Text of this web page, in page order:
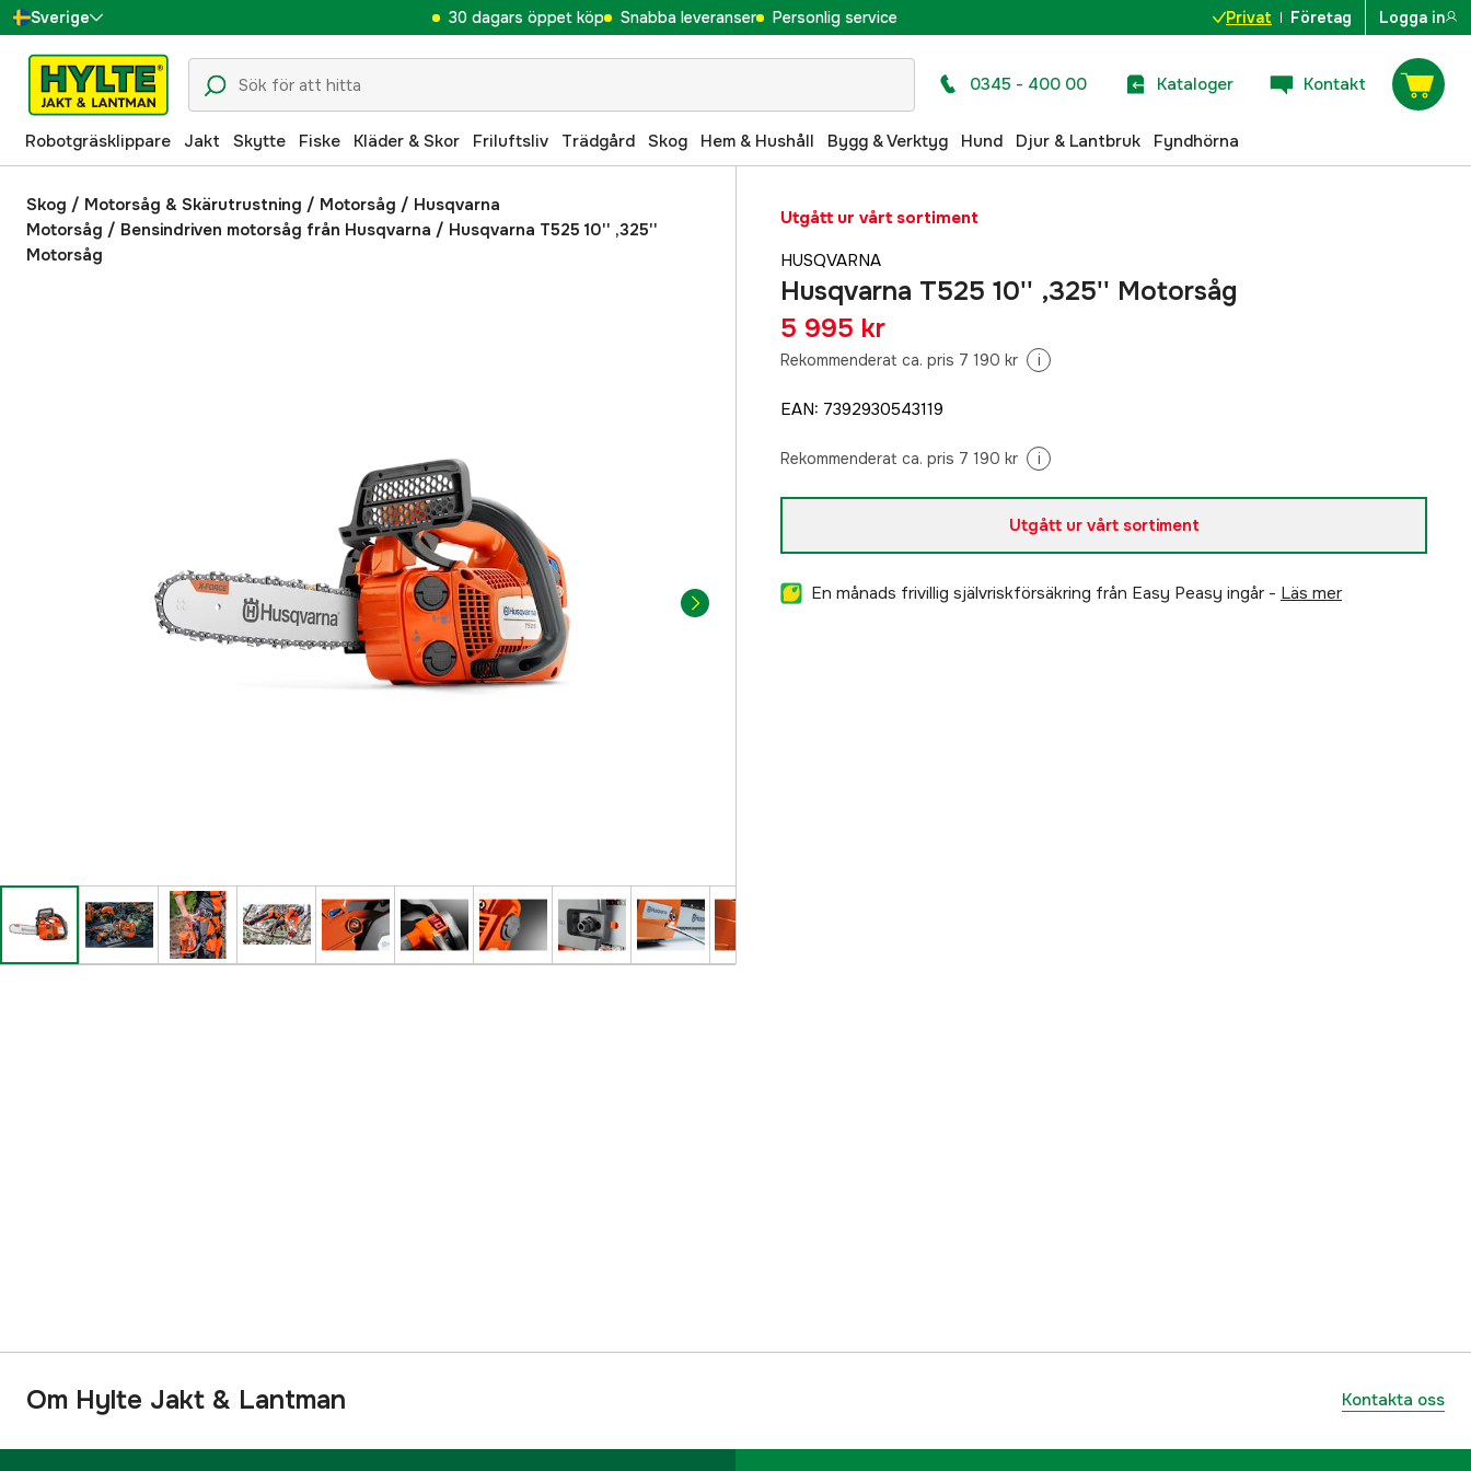
Sverige
Danmark
Suomi
Norge
Deutschland
30 dagars öppet köp Snabba leveranser Personlig service Privat Företag Logga in
0345 - 400 00 Kataloger Kontakt
Robotgräsklippare Jakt Skytte Fiske Kläder & Skor Friluftsliv Trädgård Skog Hem & Hushåll Bygg & Verktyg Hund Djur & Lantbruk Fyndhörna
Skog / Motorsåg & Skärutrustning / Motorsåg / Husqvarna
Motorsåg / Bensindriven motorsåg från Husqvarna / Husqvarna T525 10'' ,325''
Motorsåg
Utgått ur vårt sortiment
HUSQVARNA
Husqvarna T525 10'' ,325'' Motorsåg
5 995 kr
Rekommenderat ca. pris 7 190 kr i
EAN: 7392930543119
Rekommenderat ca. pris 7 190 kr i
Utgått ur vårt sortiment
En månads frivillig självriskförsäkring från Easy Peasy ingår - läs mer
Om Hylte Jakt & Lantman Kontakta oss